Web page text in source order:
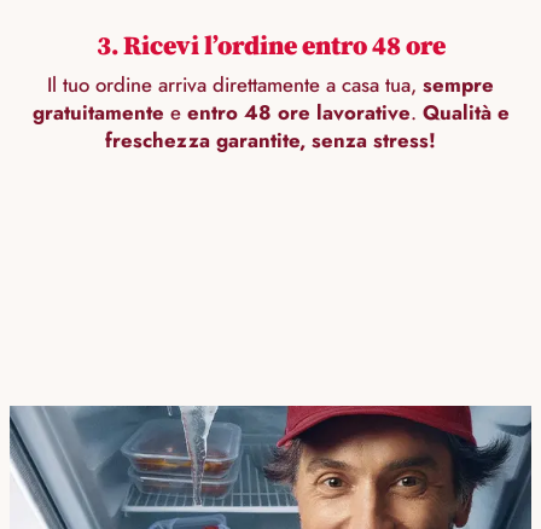
3. Ricevi l’ordine entro 48 ore
Il tuo ordine arriva direttamente a casa tua, sempre
gratuitamente e entro 48 ore lavorative. Qualità e
freschezza garantite, senza stress!